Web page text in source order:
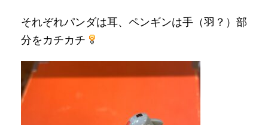
それぞれパンダは耳、ペンギンは手（羽？）部
分をカチカチ